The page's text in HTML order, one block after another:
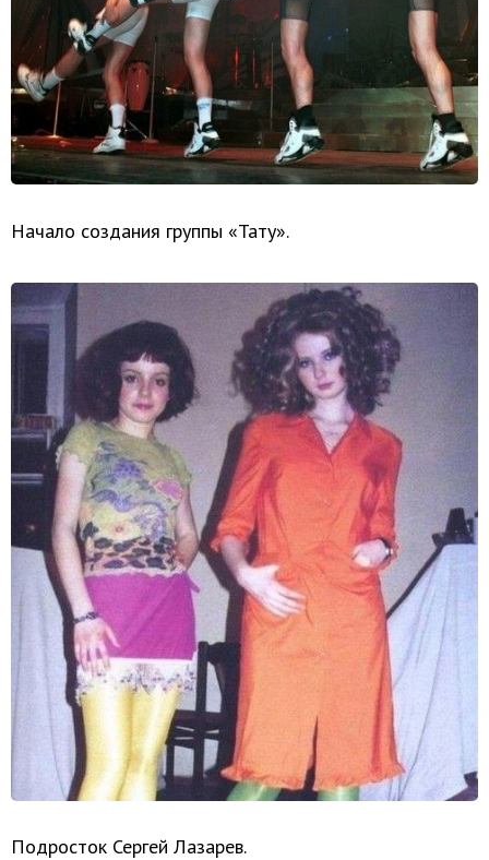
Начало создания группы «Тату».
Подросток Сергей Лазарев.